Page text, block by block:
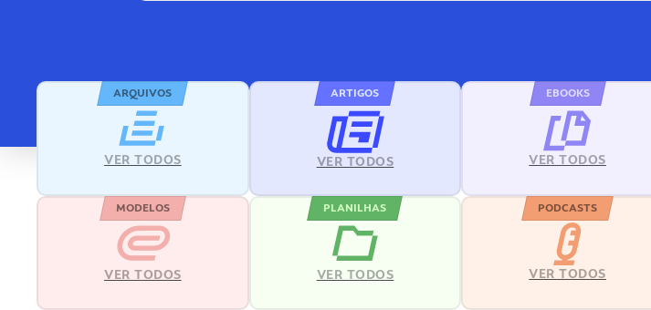
ARQUIVOS
VER TODOS
ARTIGOS
VER TODOS
EBOOKS
VER TODOS
MODELOS
VER TODOS
PLANILHAS
VER TODOS
PODCASTS
VER TODOS